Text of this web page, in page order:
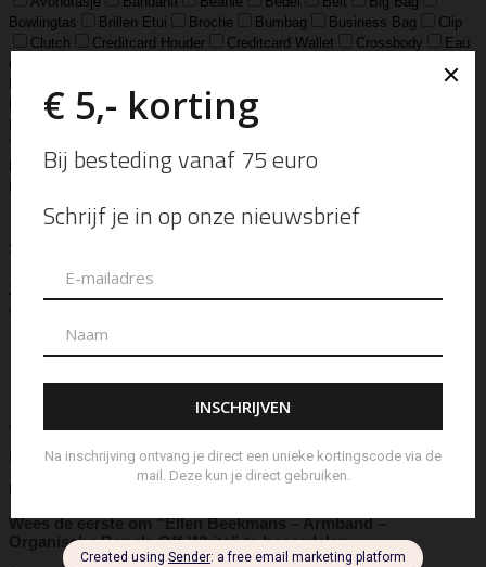
Bowlingtas
Brillen Etui Broche Bumbag Business Bag
Clip
Clutch
Creditcard Houder Creditcard Wallet Crossbody
Eau
de Parfum
Hand- &
Bodywash
Handschoen Handtas
Home-Spray Ketting
Tasje
Navulling Reed Diffuser
Oorbel Portemonnee
Schouderband
Set Lont-trimmer en Kaarsendover
Shopper
Sjaal Sleuteletui Sleutelhanger
Special Edition
Stolp
Tote Bag
Travel
Zeep
Ellen Beekmans
Beoordelingen
Wees de eerste om “Ellen Beekmans – Armband –
Organische Bangle Off-White” te beoordelen